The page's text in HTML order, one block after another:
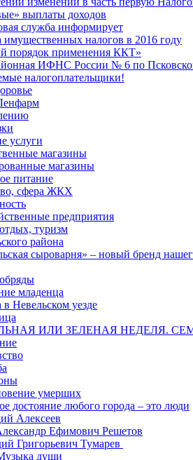
выплаты доходов
служба информирует
имущественных налогов в 2016 году
порядок применения ККТ»
ИФНС России № 6 по
налогоплательщики!
услуги
магазины
магазины
питание
сфера ЖКХ
предприятия
туризм
района
сыроварня» – новый бренд
младенца
в Невельском уезде
ИЛИ ЗЕЛЕНАЯ НЕДЕЛЯ.
умерших
достояние любого города – это люди
Алексеев
Ефимович Решетов
Григорьевич Тумарев
души